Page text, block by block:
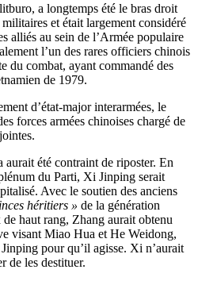
a longtemps été le bras droit
et était largement considéré
alliés au sein de l’Armée populaire
l’un des rares officiers chinois
du combat, ayant commandé des
de 1979.
d’état-major interarmées, le
forces armées chinoises chargé de
aurait été contraint de riposter. En
du Parti, Xi Jinping serait
Avec le soutien des anciens
héritiers » de la génération
haut rang, Zhang aurait obtenu
visant Miao Hua et He Weidong,
pour qu’il agisse. Xi n’aurait
de les destituer.